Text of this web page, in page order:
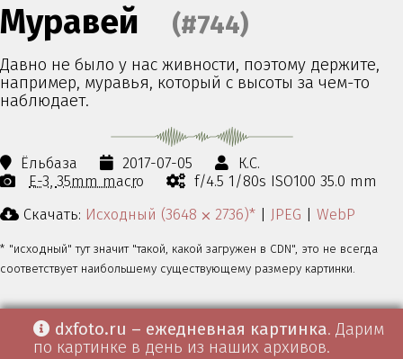
Муравей (#744)
Давно не было у нас живности, поэтому держите,
например, муравья, который с высоты за чем-то
наблюдает.
Ёльбаза 2017-07-05
К.С.
E-3 35mm macro
f/4.5 1/80s ISO100 35.0 mm
Скачать: Исходный (3648 ⨉ 2736)* | JPEG | WebP
* "исходный" тут значит "такой, какой загружен в CDN", это не всегда
соответствует наибольшему существующему размеру картинки.
dxfoto.ru – ежедневная картинка. Дарим
по картинке в день из наших архивов.